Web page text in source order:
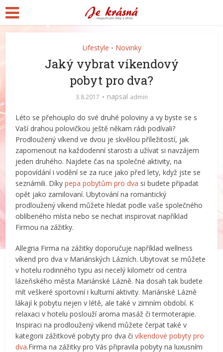
Lifestyle • Novinky
Jaký vybrat víkendový
pobyt pro dva?
3.8.2017 napsal admin
Léto se přehouplo do své druhé poloviny a vy byste se s
Vaší drahou polovičkou ještě někam rádi podívali?
Prodloužený víkend ve dvou je skvělou příležitostí, jak
zapomenout na každodenní starosti a užívat si navzájem
jeden druhého. Najdete čas na společné aktivity, na
popovídání i vodění se za ruce jako před lety, když jste se
seznámili. Díkypepa pobytům pro dva si budete připadat
opět jako zamilovaní. Ubytování na romantický
prodloužený víkend můžete hledat podle vaše společného
oblíbeného místa nebo se nechat inspirovat například
Firmou na zážitky.
Allegria Firma na zážitky doporučuje například wellness
víkend pro dva v Mariánských Lázních. Ubytovat se můžete
v hotelu rodinného typu asi necelý kilometr od centra
lázeňského města Mariánské Lázně. Na dosah tak budete
mít veškeré sportovní i kulturní aktivity. Mariánské Lázně
lákají k pobytu nejen v létě, ale také v zimním období. K
relaxaci v hotelu poslouží aroma masáž či termoterapie.
Inspiraci na prodloužený víkend můžete čerpat také v
kategorii zážitkové pobyty pro dva čivíkendové pobyty pro
dva.Firma na zážitky pro Vás připravila pobyty na luxusním